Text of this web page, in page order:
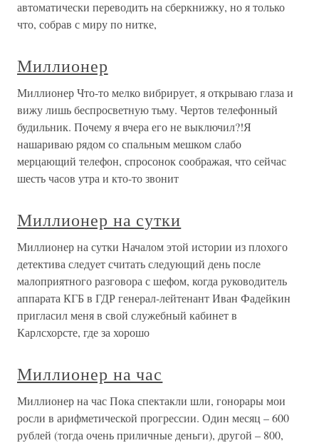
автоматически переводить на сберкнижку, но я только
что, собрав с миру по нитке,
Миллионер
Миллионер Что-то мелко вибрирует, я открываю глаза и
вижу лишь беспросветную тьму. Чертов телефонный
будильник. Почему я вчера его не выключил?!Я
нашариваю рядом со спальным мешком слабо
мерцающий телефон, спросонок соображая, что сейчас
шесть часов утра и кто-то звонит
Миллионер на сутки
Миллионер на сутки Началом этой истории из плохого
детектива следует считать следующий день после
малоприятного разговора с шефом, когда руководитель
аппарата КГБ в ГДР генерал-лейтенант Иван Фадейкин
пригласил меня в свой служебный кабинет в
Карлсхорсте, где за хорошо
Миллионер на час
Миллионер на час Пока спектакли шли, гонорары мои
росли в арифметической прогрессии. Один месяц – 600
рублей (тогда очень приличные деньги), другой – 800,